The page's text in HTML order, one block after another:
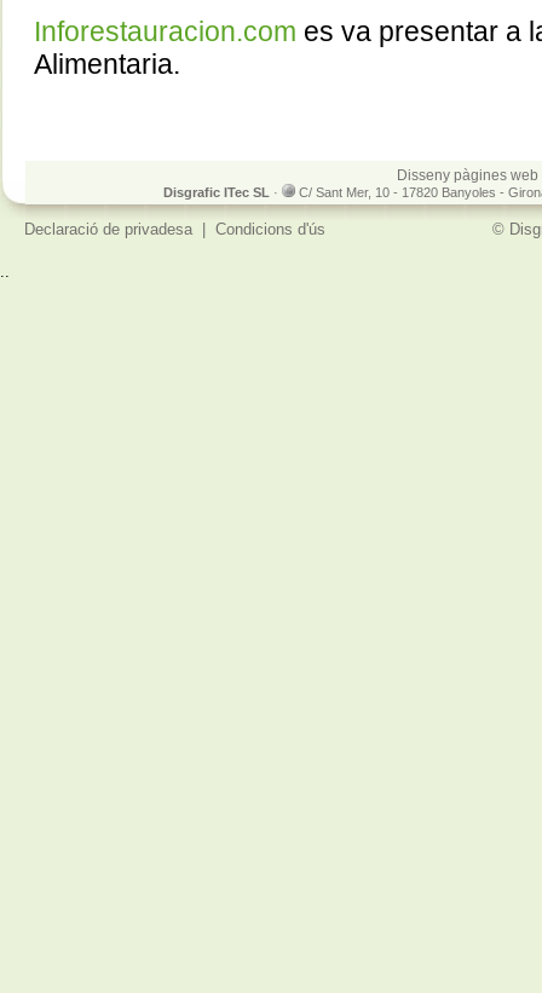
Inforestauracion.com es va presentar a
Alimentaria.
Disseny pàgines
Disgrafic ITec SL · C/ Sant Mer, 10 - 17820 Banyoles -
Declaració de privadesa Condicions d'ús ©
..